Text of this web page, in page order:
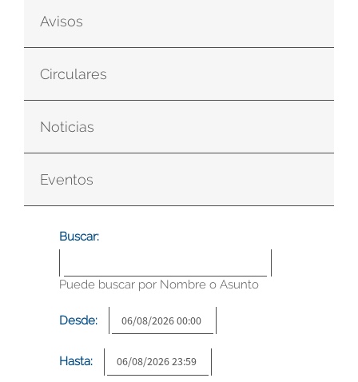
Avisos
Circulares
Noticias
Eventos
Buscar:
Puede buscar por Nombre o Asunto
Desde:
Hasta: